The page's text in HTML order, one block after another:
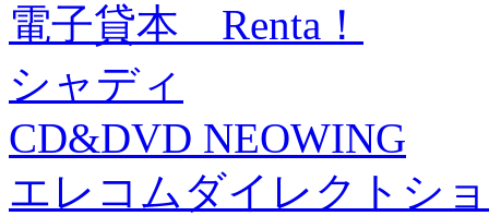
電子貸本 Renta！
シャディ
CD&DVD NEOWING
エレコムダイレクトシ